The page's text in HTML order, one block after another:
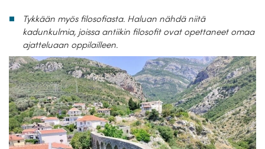
Tykkään myös filosofiasta. Haluan nähdä niitä
kadunkulmia, joissa antiikin filosofit ovat opettaneet omaa
ajatteluaan oppilailleen.